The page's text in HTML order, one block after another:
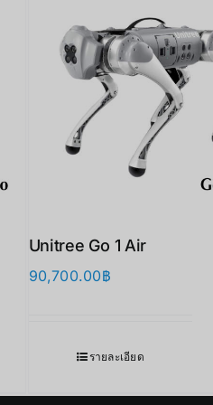
Unitree Go 1 Air
90,700.00฿
รายละเอียด